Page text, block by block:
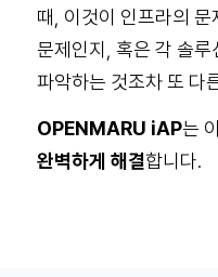
때, 이것이 인프라의
문제인지, 혹은 각 솔루
파악하는 것조차 또 다
OPENMARU iAP는
완벽하게 해결합니다.